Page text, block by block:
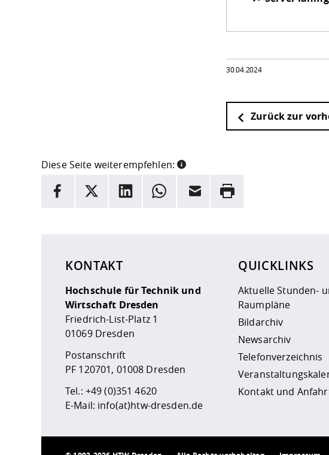
30.04.2024
Zurück zur
Diese Seite weiterempfehlen:
INFORMATION
Facebook
X LinkedInWhatsappE-Mail Drucken
KONTAKT
Hochschule für Technik und
Wirtschaft Dresden
Friedrich-List-Platz 1
01069 Dresden
Postanschrift
PF 120701, 01008 Dresden
Tel.: +49 (0)351 4620
E-Mail: info(at)htw-dresden.de
QUICKLINKS
Aktuelle Stunden-
Raumpläne
Bildarchiv
Newsarchiv
Telefonverzeichnis
Kontakt und